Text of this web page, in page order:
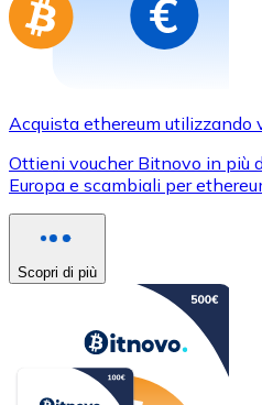
Acquista ethereum utilizzando
Ottieni voucher Bitnovo in più
Europa e scambiali per
Scopri di più